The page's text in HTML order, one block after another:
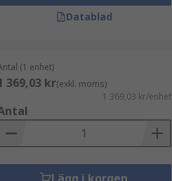
Datablad
(1 enhet)
369,03 kr(exkl. moms)
1 369,03 kr/enhet